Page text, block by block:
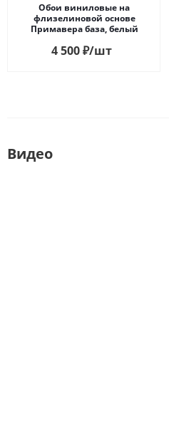
Обои виниловые на
флизелиновой основе
Примавера база, белый
4 500₽/шт
Видео